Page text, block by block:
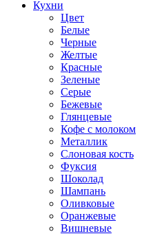
Кухни
Цвет
Белые
Черные
Желтые
Красные
Зеленые
Серые
Бежевые
Глянцевые
Кофе с молоком
Металлик
Слоновая кость
Фуксия
Шоколад
Шампань
Оливковые
Оранжевые
Вишневые